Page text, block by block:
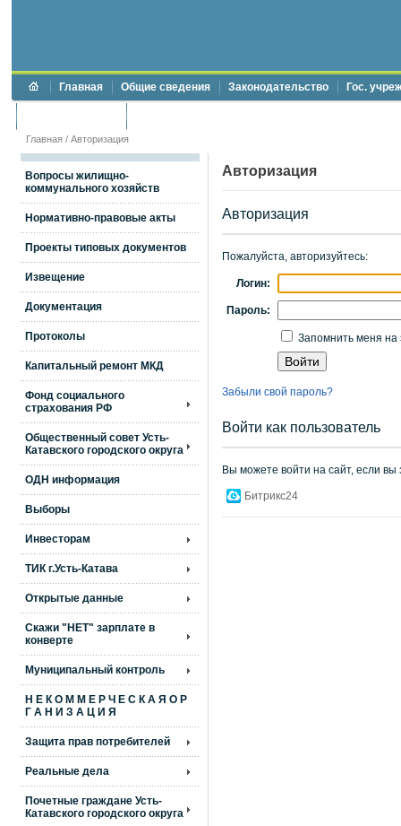
Главная Общие сведения Законодательство Гос.
Главная / Авторизация
Вопросы жилищно-
коммунального хозяйств
Нормативно-правовые акты
Проекты типовых документов
Извещение
Документация
Протоколы
Капитальный ремонт МКД
Фонд социального
страхования РФ
Общественный совет Усть-
Катавского городского округа
ОДН информация
Выборы
Инвесторам
ТИК г.Усть-Катава
Открытые данные
Скажи "НЕТ" зарплате в
конверте
Муниципальный контроль
Н Е К О М М Е Р Ч Е С К А Я О Р
Г А Н И З А Ц И Я
Защита прав потребителей
Реальные дела
Почетные граждане Усть-
Катавского городского округа
Авторизация
Авторизация
Пожалуйста, авторизуйтесь:
Логин:
Пароль:
Запомнить меня на
Забыли свой пароль?
Войти как пользователь
Вы можете войти на сайт, если вы
Битрикс24